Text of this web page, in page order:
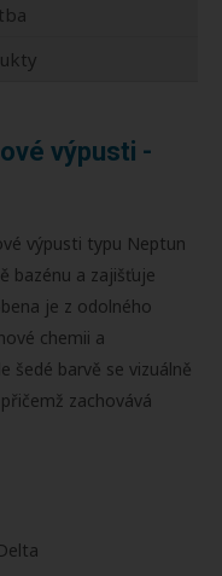
výpusti -
výpusti typu Neptun
bazénu a zajišťuje
je z odolného
chemii a
šedé barvě se vizuálně
zachovává